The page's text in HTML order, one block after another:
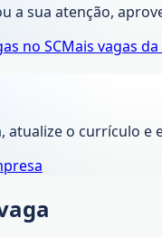
a sua atenção,
no SCMais vagas da
atualize o currículo